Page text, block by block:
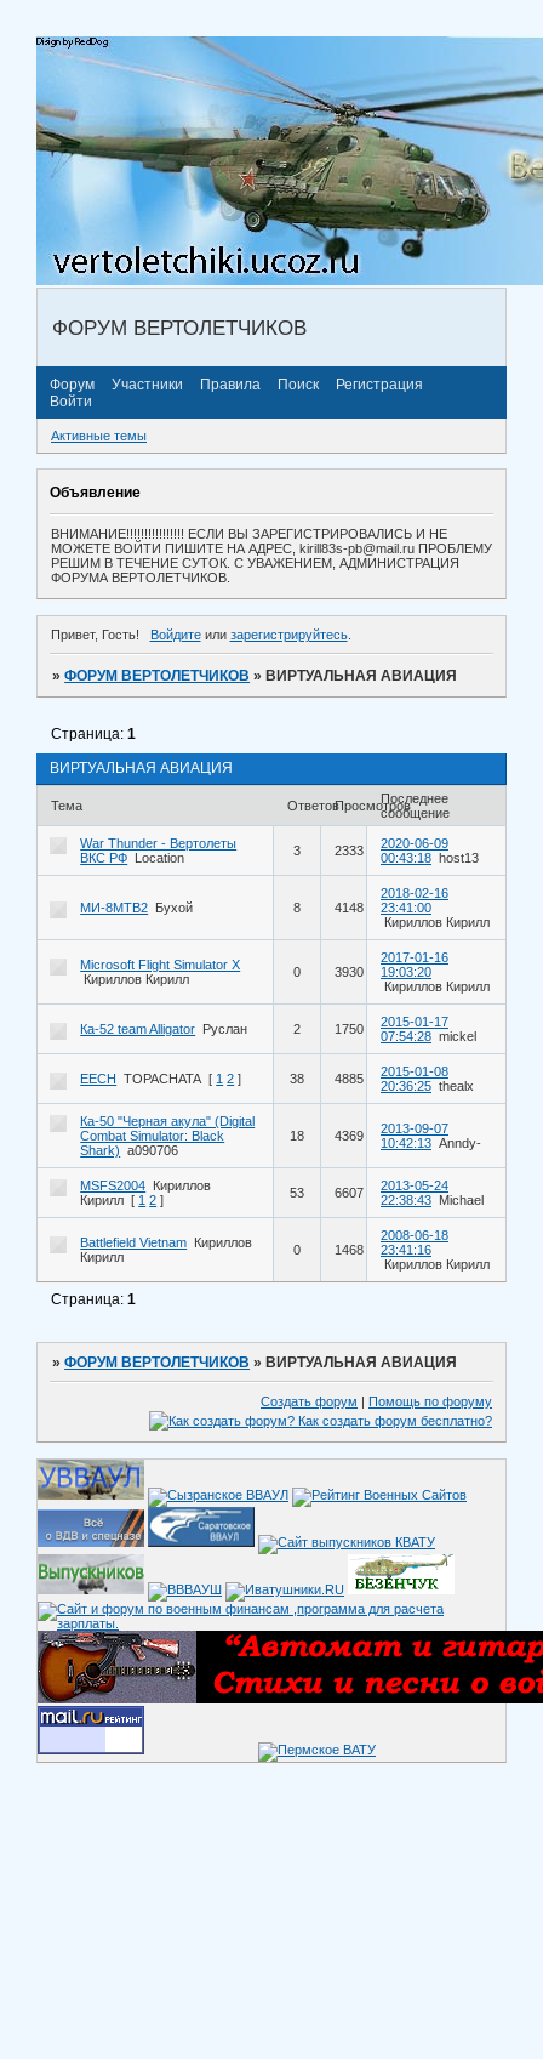
ФОРУМ ВЕРТОЛЕТЧИКОВ
Форум Участники Правила Поиск
Регистрация
Войти
Активные темы
Объявление
ВНИМАНИЕ!!!!!!!!!!!!!!!! ЕСЛИ ВЫ ЗАРЕГИСТРИРОВАЛИСЬ И НЕ
МОЖЕТЕ ВОЙТИ ПИШИТЕ НА АДРЕС, kirill83s-pb@mail.ru ПРОБЛЕМУ
РЕШИМ В ТЕЧЕНИЕ СУТОК. С УВАЖЕНИЕМ, АДМИНИСТРАЦИЯ
ФОРУМА ВЕРТОЛЕТЧИКОВ.
Привет, Гость! Войдитеили зарегистрируйтесь.
»ФОРУМ ВЕРТОЛЕТЧИКОВ » ВИРТУАЛЬНАЯ АВИАЦИЯ
ВИРТУАЛЬНАЯ АВИАЦИЯ
Страница:1
Тема ОтветовПросмотровПоследнее
сообщение
War Thunder - Вертолеты
ВКС РФ Location 3 2333
2020-06-09
00:43:18 host13
МИ-8МТВ2 Бухой 8 4148
2018-02-16
23:41:00
Кириллов Кирилл
Microsoft Flight Simulator X
Кириллов Кирилл
0 3930
2017-01-16
19:03:20
Кириллов Кирилл
Ка-52 team Alligator Руслан 2 1750
2015-01-17
07:54:28 mickel
EECH TOPACHATA [ 1 2 ] 38 4885
2015-01-08
20:36:25 thealx
Ка-50 "Черная акула" (Digital
Combat Simulator: Black
Shark)
a090706
18 4369
2013-09-07
10:42:13 Anndy-
MSFS2004 Кириллов
Кирилл [ 1 2 ] 53 6607
2013-05-24
22:38:43 Michael
Battlefield Vietnam Кириллов
Кирилл
0 1468
2008-06-18
23:41:16
Кириллов Кирилл
Страница:1
»ФОРУМ ВЕРТОЛЕТЧИКОВ » ВИРТУАЛЬНАЯ АВИАЦИЯ
Создать форум | Помощь по форуму